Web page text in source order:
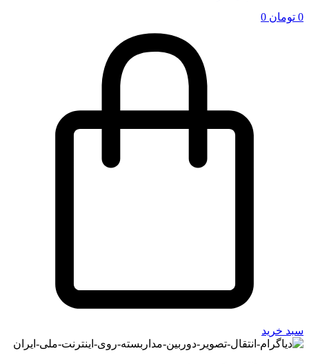
0 تومان 0
سبد خرید